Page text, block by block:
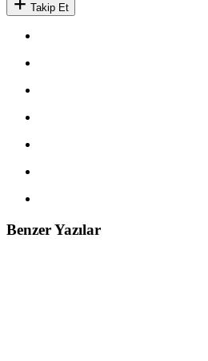
Takip Et
Benzer Yazılar